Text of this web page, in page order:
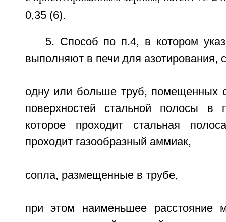
0,35 (6).
5. Способ по п.4, в котором
выполняют в печи для азотирования,
одну или больше труб, помещенных
поверхностей стальной полосы в
которое проходит стальная
проходит газообразный аммиак,
сопла, размещенные в трубе,
при этом наименьшее расстояние